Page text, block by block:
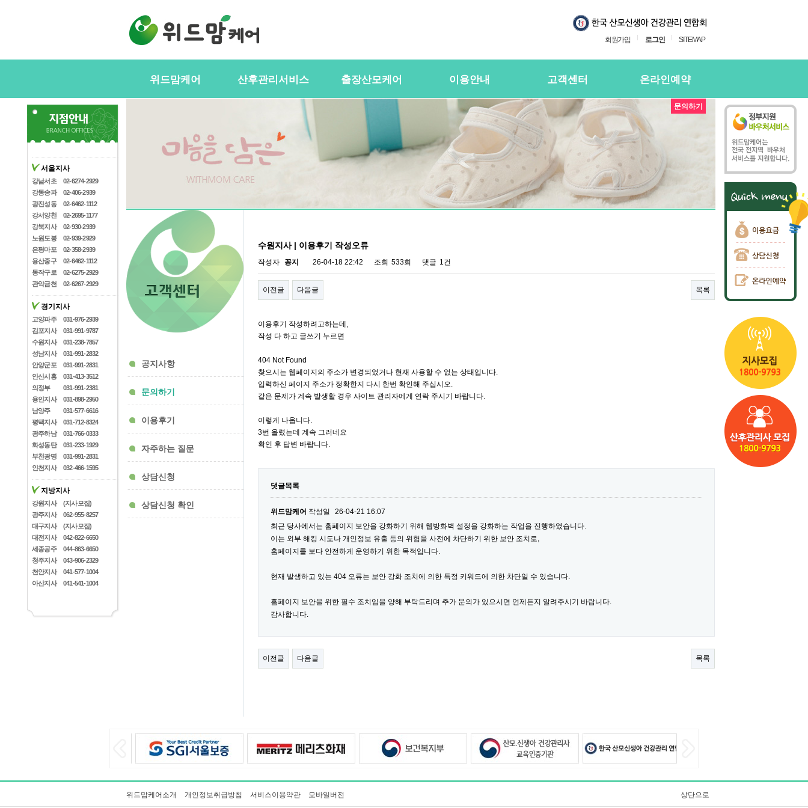
회원가입 로그인 SITEMAP
위드맘케어
지사모집
산후관리사모집
산후관리서비스
정부지원(바우처) 서비
스
산후관리사 업무
출장산모케어
산전바디케어
산후바디케어
케어매니저 자격요건
유의사항
이용안내
이용절차
이용요금
대여용품
이용약관
고객센터
공지사항
문의하기
이용후기
자주하는질문
상담신청
상담신청 확인
온라인예약
온라인 예약확인
공지사항
문의하기
이용후기
자주하는 질문
상담신청
상담신청 확인
서울지사
강남서초
02-6274-2929
강동송파
02-406-2939
광진성동
02-6462-1112
강서양천
02-2695-1177
강북지사
02-930-2939
노원도봉
02-939-2929
은평마포
02-358-2939
용산중구
02-6462-1112
동작구로
02-6275-2929
관악금천
02-6267-2929
경기지사
고양파주
031-976-2939
김포지사
031-991-9787
수원지사
031-238-7857
성남지사
031-991-2832
안양군포
031-991-2831
안산시흥
031-413-3512
의정부
031-991-2381
용인지사
031-898-2950
남양주
031-577-6616
평택지사
031-712-8324
광주하남
031-766-0333
화성동탄
031-233-1929
부천광명
031-991-2831
인천지사
032-466-1595
지방지사
강원지사
(지사모집)
광주지사
062-955-8257
대구지사
(지사모집)
대전지사
042-822-6650
세종공주
044-863-6650
청주지사
043-906-2329
천안지사
041-577-1004
아산지사
041-541-1004
문의하기
수원지사 | 이용후기 작성오류
작성자 꽁지 26-04-18 22:42 조회 533회 댓글 1건
이전글 다음글 목록
이용후기 작성하려고하는데,
작성 다 하고 글쓰기 누르면
404 Not Found
찾으시는 웹페이지의 주소가 변경되었거나 현재 사용할 수 없는 상태입니다.
입력하신 페이지 주소가 정확한지 다시 한번 확인해 주십시오.
같은 문제가 계속 발생할 경우 사이트 관리자에게 연락 주시기 바랍니다.
이렇게 나옵니다.
3번 올렸는데 계속 그러네요
확인 후 답변 바랍니다.
댓글목록
위드맘케어 작성일
26-04-21 16:07
최근 당사에서는 홈페이지 보안을 강화하기 위해 웹방화벽 설정을 강화하는 작업을 진행하였습니다.
이는 외부 해킹 시도나 개인정보 유출 등의 위험을 사전에 차단하기 위한 보안 조치로,
홈페이지를 보다 안전하게 운영하기 위한 목적입니다.
현재 발생하고 있는 404 오류는 보안 강화 조치에 의한 특정 키워드에 의한 차단일 수 있습니다.
홈페이지 보안을 위한 필수 조치임을 양해 부탁드리며 추가 문의가 있으시면 언제든지 알려주시기 바랍니다.
감사합니다.
이전글 다음글 목록
위드맘케어소개 개인정보취급방침 서비스이용약관 모바일버전 상단으로